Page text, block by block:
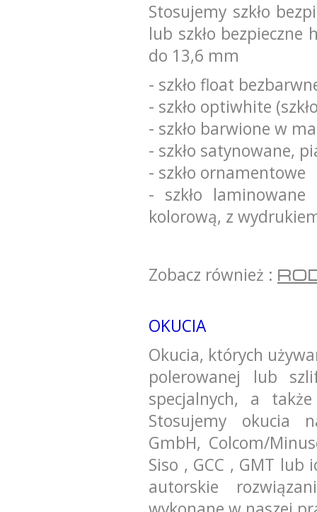
Stosujemy szkło
lub szkło
do 13,6 mm
- szkło float
- szkło optiwhite
- szkło barwione w
- szkło satynowane,
- szkło ornamentowe
- szkło
kolorową, z
Zobacz również :
OKUCIA
Okucia, których
polerowanej lub
specjalnych, a
Stosujemy okucia
GmbH, Colcom/
Siso , GCC , GMT
autorskie